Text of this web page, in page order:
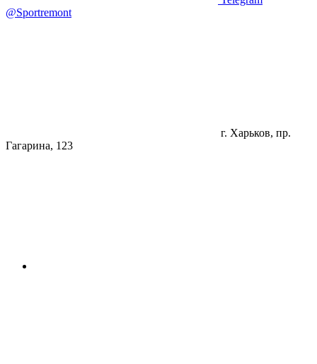
@Sportremont
г. Харьков, пр.
Гагарина, 123